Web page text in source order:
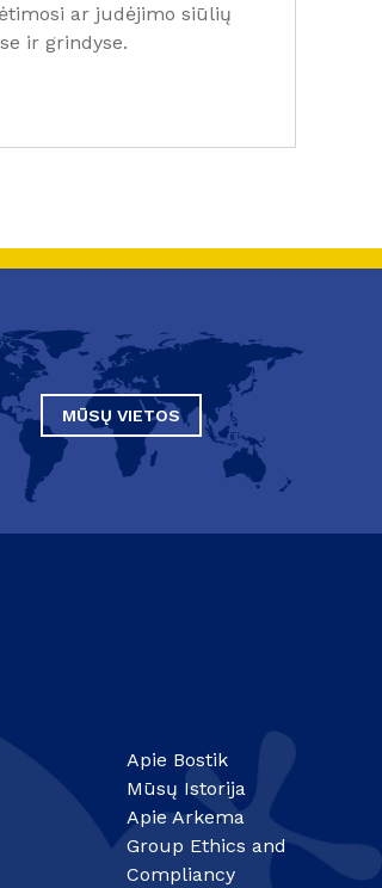
ar judėjimo siūlių
ir grindyse.
MŪSŲ VIETOS
Apie Bostik
Mūsų Istorija
Apie Arkema
Group Ethics and
Compliancy